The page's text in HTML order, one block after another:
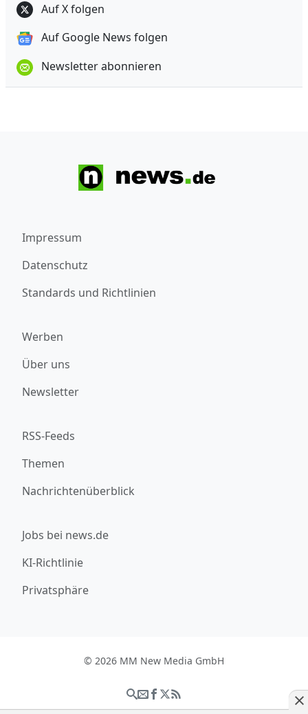
Auf X folgen
Auf Google News folgen
Newsletter abonnieren
Impressum
Datenschutz
Standards und Richtlinien
Werben
Über uns
Newsletter
RSS-Feeds
Themen
Nachrichtenüberblick
Jobs bei news.de
KI-Richtlinie
Privatsphäre
© 2026 MM New Media GmbH